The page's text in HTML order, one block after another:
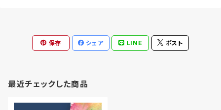
保存 シェア LINE ポスト
最近チェックした商品